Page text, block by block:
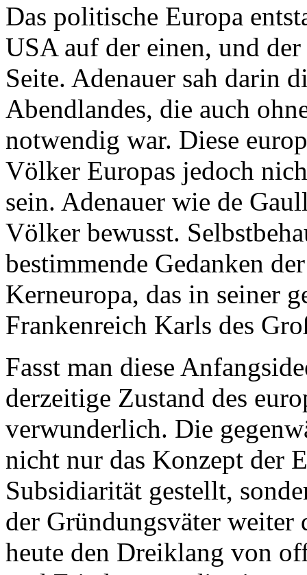
Das politische Europa
USA auf der einen, und
Seite. Adenauer sah darin
Abendlandes, die auch
notwendig war. Diese
Völker Europas jedoch
sein. Adenauer wie de
Völker bewusst.
bestimmende Gedanken
Kerneuropa, das in seiner
Frankenreich Karls des
Fasst man diese
derzeitige Zustand des
verwunderlich. Die
nicht nur das Konzept der
Subsidiarität gestellt,
der Gründungsväter
heute den Dreiklang von